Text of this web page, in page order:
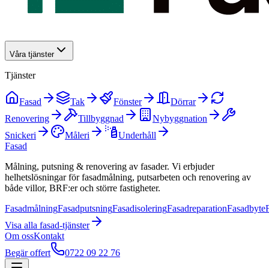
Våra tjänster
Tjänster
Fasad Tak Fönster
Dörrar
Renovering
Tillbyggnad
Nybyggnation
Snickeri
Måleri
Underhåll
Fasad
Målning, putsning & renovering av fasader. Vi erbjuder
helhetslösningar för fasadmålning, putsarbeten och renovering av
både villor, BRF:er och större fastigheter.
FasadmålningFasadputsningFasadisoleringFasadreparationFasadbyte
Visa alla fasad-tjänster
Om ossKontakt
Begär offert
0722 09 22 76